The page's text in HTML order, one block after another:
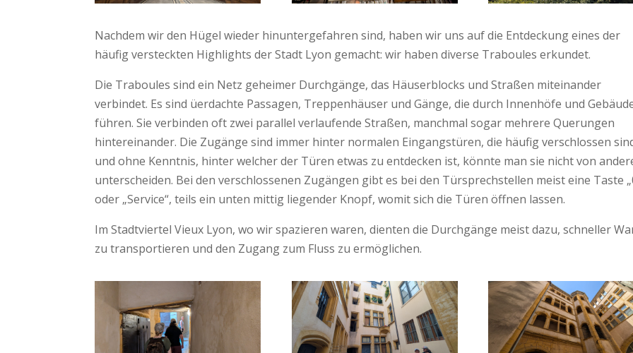
Nachdem wir den Hügel wieder hinuntergefahren sind, haben wir uns auf die Entdeckung eines der
häufig versteckten Highlights der Stadt Lyon gemacht: wir haben diverse Traboules erkundet.
Die Traboules sind ein Netz geheimer Durchgänge, das Häuserblocks und Straßen miteinander
verbindet. Es sind üerdachte Passagen, Treppenhäuser und Gänge, die durch Innenhöfe und
führen. Sie verbinden oft zwei parallel verlaufende Straßen, manchmal sogar mehrere Querungen
hintereinander. Die Zugänge sind immer hinter normalen Eingangstüren, die häufig verschlossen
und ohne Kenntnis, hinter welcher der Türen etwas zu entdecken ist, könnte man sie nicht von
unterscheiden. Bei den verschlossenen Zugängen gibt es bei den Türsprechstellen meist eine Taste
oder „Service“, teils ein unten mittig liegender Knopf, womit sich die Türen öffnen lassen.
Im Stadtviertel Vieux Lyon, wo wir spazieren waren, dienten die Durchgänge meist dazu, schneller
zu transportieren und den Zugang zum Fluss zu ermöglichen.